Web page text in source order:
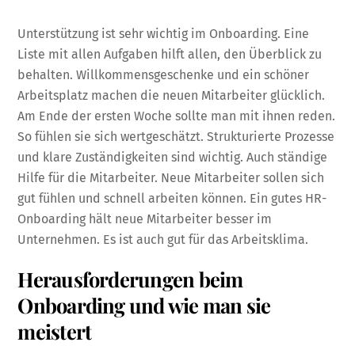
Unterstützung ist sehr wichtig im Onboarding. Eine
Liste mit allen Aufgaben hilft allen, den Überblick zu
behalten. Willkommensgeschenke und ein schöner
Arbeitsplatz machen die neuen Mitarbeiter glücklich.
Am Ende der ersten Woche sollte man mit ihnen reden.
So fühlen sie sich wertgeschätzt. Strukturierte Prozesse
und klare Zuständigkeiten sind wichtig. Auch ständige
Hilfe für die Mitarbeiter. Neue Mitarbeiter sollen sich
gut fühlen und schnell arbeiten können. Ein gutes HR-
Onboarding hält neue Mitarbeiter besser im
Unternehmen. Es ist auch gut für das Arbeitsklima.
Herausforderungen beim
Onboarding und wie man sie
meistert